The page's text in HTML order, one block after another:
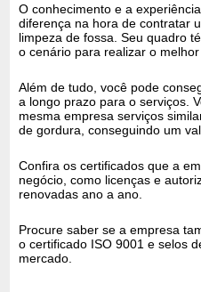
O conhecimento e a
diferença na hora de contratar
limpeza de fossa. Seu quadro
o cenário para realizar o melhor
Além de tudo, você pode
a longo prazo para o serviços.
mesma empresa serviços
de gordura, conseguindo um
Confira os certificados que a
negócio, como licenças e
renovadas ano a ano.
Procure saber se a empresa
o certificado ISO 9001 e selos
mercado.